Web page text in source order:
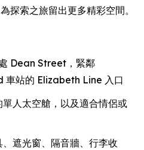
探索之旅留出更多精彩空間。
Dean Street，緊鄰
站的 Elizabeth Line 入口
人太空艙，以及適合情侶或
遮光窗、隔音牆、行李收